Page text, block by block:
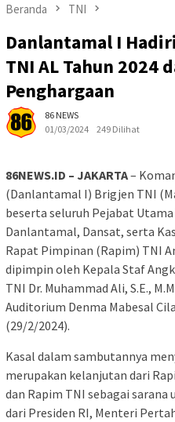
Beranda TNI
Danlantamal I
TNI AL Tahun 2024
Penghargaan
86 NEWS
01/03/2024
249 Dilihat
86NEWS.ID – JAKARTA–
(Danlantamal I) Brigjen TNI
beserta seluruh Pejabat
Danlantamal, Dansat, serta
Rapat Pimpinan (Rapim) TNI
dipimpin oleh Kepala Staf
TNI Dr. Muhammad Ali, S.E.,
Auditorium Denma Mabesal
(29/2/2024).
Kasal dalam sambutannya
merupakan kelanjutan dari
dan Rapim TNI sebagai
dari Presiden RI, Menteri